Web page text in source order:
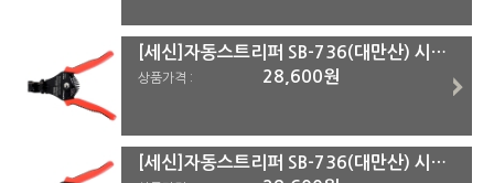
[세신]자동스트리퍼 SB-736(대만산) 시리즈 SB-736C
상품가격 : 28,600원
[세신]자동스트리퍼 SB-736(대만산) 시리즈 SB-736B